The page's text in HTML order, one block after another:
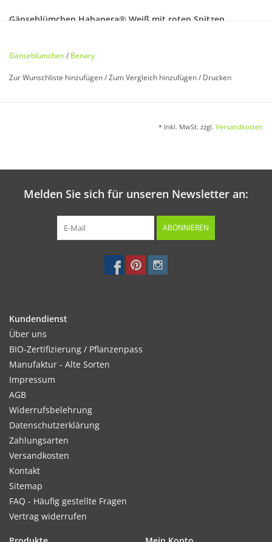
Gänseblümchen Habanera® Weiß mit roten Spitzen,
Große, dichtgefüllte Strahlenblüten in einzigartiger
Im Juni/Juli ins Freiland oder Frühbeetkasten. Samen leicht
Bei ca. 18 °C in 7 - 14 Tagen.
Kultur:
Bis zum Auflaufen schattig und feucht halten, dann hell und
luftig weiterkultivieren. Im August/September auspflanzen.
Pflanzabstand: 20 x 10 cm.
Standort:
Sonnig
Ernte / Blüte:
ab April - Mai
Gänseblümchen/ Benary
Zur Wunschliste hinzufügen/Zum Vergleich hinzufügen/ Drucken
* Inkl. MwSt. zzgl. Versandkosten
Melden Sie sich für unseren Newsletter an:
ABONNIEREN
Kundendienst
Über uns
BIO-Zertifizierung / Pflanzenpass
Manufaktur - Alte Sorten
Impressum
AGB
Widerrufsbelehrung
Datenschutzerklärung
Zahlungsarten
Versandkosten
Kontakt
Sitemap
FAQ - Häufig gestellte Fragen
Vertrag widerrufen